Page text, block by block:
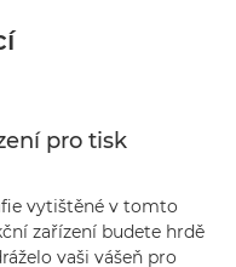
pro tisk
vytištěné v tomto
zařízení budete hrdě
vaši vášeň pro